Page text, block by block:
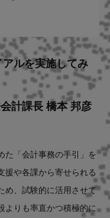
ルを実施してみ
計課長 橋本 邦彦
た「会計事務の手引」を
援や各課から寄せられる
め、試験的に活用させて
よりも率直かつ積極的に